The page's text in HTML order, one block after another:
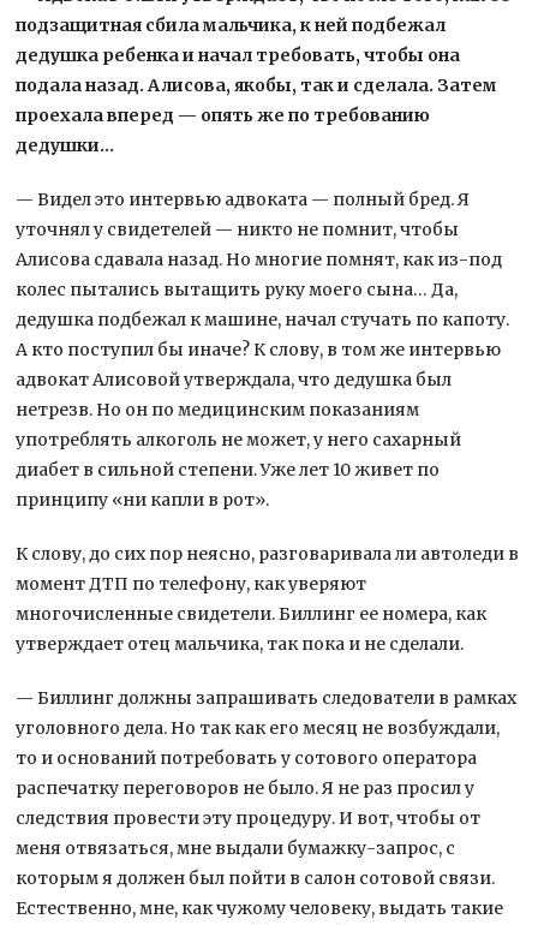
подзащитная сбила мальчика, к ней подбежал
дедушка ребенка и начал требовать, чтобы она
подала назад. Алисова, якобы, так и сделала. Затем
проехала вперед — опять же по требованию
дедушки…
— Видел это интервью адвоката — полный бред. Я
уточнял у свидетелей — никто не помнит, чтобы
Алисова сдавала назад. Но многие помнят, как из-под
колес пытались вытащить руку моего сына… Да,
дедушка подбежал к машине, начал стучать по капоту.
А кто поступил бы иначе? К слову, в том же интервью
адвокат Алисовой утверждала, что дедушка был
нетрезв. Но он по медицинским показаниям
употреблять алкоголь не может, у него сахарный
диабет в сильной степени. Уже лет 10 живет по
принципу «ни капли в рот».
К слову, до сих пор неясно, разговаривала ли автоледи в
момент ДТП по телефону, как уверяют
многочисленные свидетели. Биллинг ее номера, как
утверждает отец мальчика, так пока и не сделали.
— Биллинг должны запрашивать следователи в рамках
уголовного дела. Но так как его месяц не возбуждали,
то и оснований потребовать у сотового оператора
распечатку переговоров не было. Я не раз просил у
следствия провести эту процедуру. И вот, чтобы от
меня отвязаться, мне выдали бумажку-запрос, с
которым я должен был пойти в салон сотовой связи.
Естественно, мне, как чужому человеку, выдать такие